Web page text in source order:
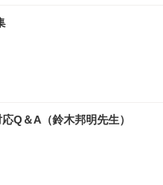
Q＆A（鈴木邦明先生）